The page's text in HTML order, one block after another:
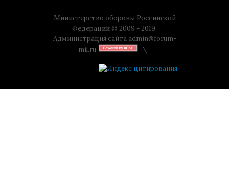
Министерство обороны Российской
Федерации © 2009 - 2019.
Администрация сайта admin@forum-
mil.ru